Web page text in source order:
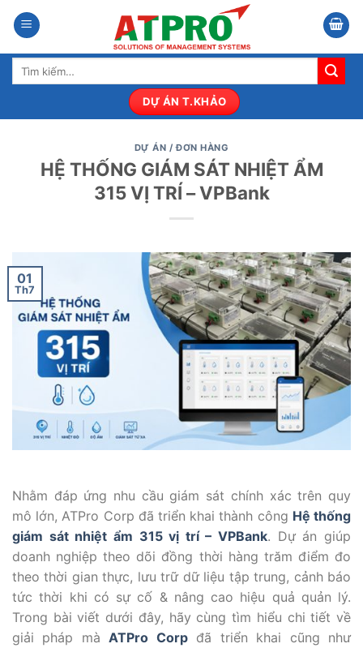
qua
nội
dung
Tìm
DỰ ÁN T.KHẢO
DỰ ÁN / ĐƠN HÀNG
HỆ THỐNG GIÁM SÁT NHIỆT ẨM
315 VỊ TRÍ – VPBank
01
Th7
Nhằm đáp ứng nhu cầu giám sát chính xác trên quy
mô lớn, ATPro Corp đã triển khai thành công Hệ thống
giám sát nhiệt ẩm 315 vị trí – VPBank. Dự án giúp
doanh nghiệp theo dõi đồng thời hàng trăm điểm đo
theo thời gian thực, lưu trữ dữ liệu tập trung, cảnh báo
tức thời khi có sự cố & nâng cao hiệu quả quản lý.
Trong bài viết dưới đây, hãy cùng tìm hiểu chi tiết về
giải pháp màATPro Corpđã triển khai cũng như